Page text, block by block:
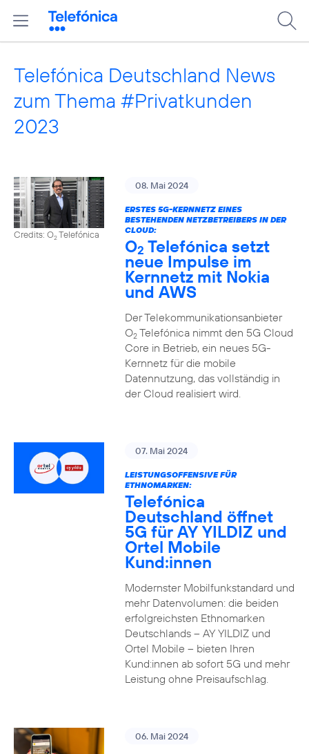
Telefónica Deutschland News
zum Thema #Privatkunden
2023
Credits: O2Telefónica
08. Mai 2024
ERSTES 5G-KERNNETZ EINES
BESTEHENDEN NETZBETREIBERS IN DER
CLOUD:
O2 Telefónica setzt
neue Impulse im
Kernnetz mit Nokia
und AWS
Der Telekommunikationsanbieter
O2Telefónica nimmt den 5G Cloud
Core in Betrieb, ein neues 5G-
Kernnetz für die mobile
Datennutzung, das vollständig in
der Cloud realisiert wird.
07. Mai 2024
LEISTUNGSOFFENSIVE FÜR
ETHNOMARKEN:
Telefónica
Deutschland öffnet
5G für AY YILDIZ und
Ortel Mobile
Kund:innen
Modernster Mobilfunkstandard und
mehr Datenvolumen: die beiden
erfolgreichsten Ethnomarken
Deutschlands – AY YILDIZ und
Ortel Mobile – bieten Ihren
Kund:innen ab sofort 5G und mehr
Leistung ohne Preisaufschlag.
06. Mai 2024